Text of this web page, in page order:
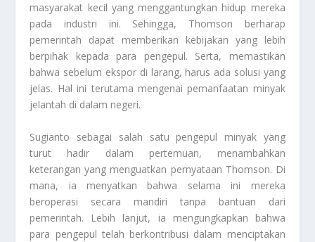
masyarakat kecil yang menggantungkan hidup mereka
pada industri ini. Sehingga, Thomson berharap
pemerintah dapat memberikan kebijakan yang lebih
berpihak kepada para pengepul. Serta, memastikan
bahwa sebelum ekspor di larang, harus ada solusi yang
jelas. Hal ini terutama mengenai pemanfaatan minyak
jelantah di dalam negeri.
Sugianto sebagai salah satu pengepul minyak yang
turut hadir dalam pertemuan, menambahkan
keterangan yang menguatkan pernyataan Thomson. Di
mana, ia menyatkan bahwa selama ini mereka
beroperasi secara mandiri tanpa bantuan dari
pemerintah. Lebih lanjut, ia mengungkapkan bahwa
para pengepul telah berkontribusi dalam menciptakan